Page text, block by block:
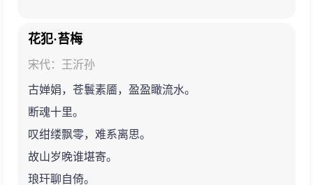
花犯·苔梅
宋代：王沂孙
古婵娟，苍鬟素靥，盈盈瞰流水。
断魂十里。
叹绀缕飘零，难系离思。
故山岁晚谁堪寄。
琅玕聊自倚。